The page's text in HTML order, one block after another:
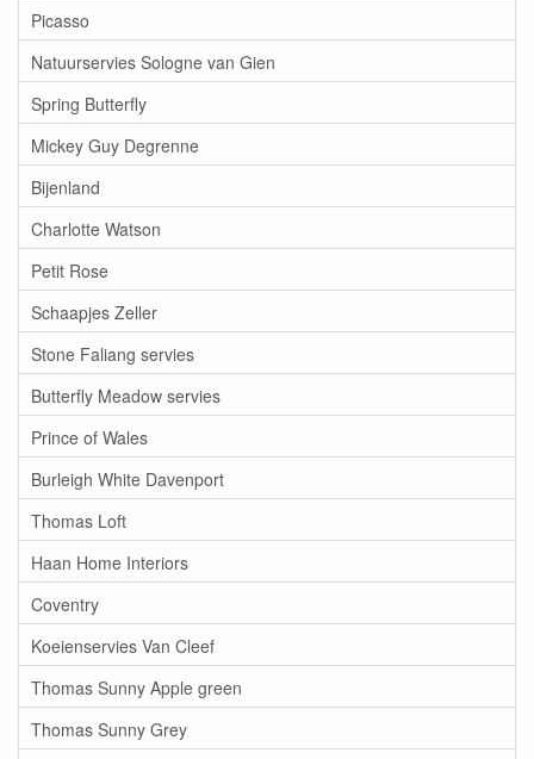
Picasso
Natuurservies Sologne van Gien
Spring Butterfly
Mickey Guy Degrenne
Bijenland
Charlotte Watson
Petit Rose
Schaapjes Zeller
Stone Faliang servies
Butterfly Meadow servies
Prince of Wales
Burleigh White Davenport
Thomas Loft
Haan Home Interiors
Coventry
Koeienservies Van Cleef
Thomas Sunny Apple green
Thomas Sunny Grey